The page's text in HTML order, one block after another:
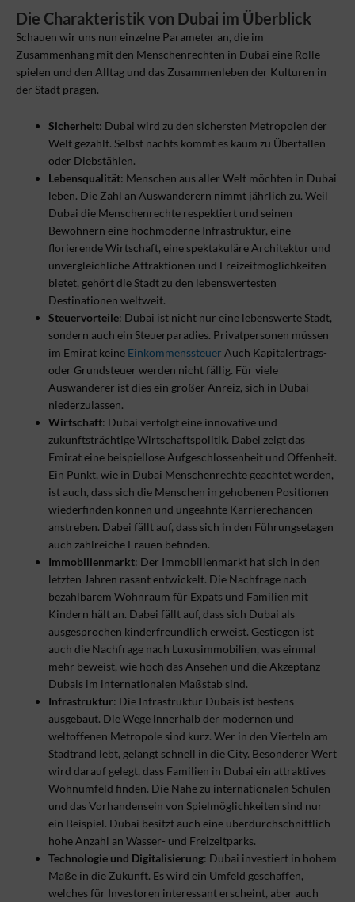
Die Charakteristik von Dubai im Überblick
Schauen wir uns nun einzelne Parameter an, die im
Zusammenhang mit den Menschenrechten in Dubai eine Rolle
spielen und den Alltag und das Zusammenleben der Kulturen in
der Stadt prägen.
Sicherheit: Dubai wird zu den sichersten Metropolen der
Welt gezählt. Selbst nachts kommt es kaum zu Überfällen
oder Diebstählen.
Lebensqualität: Menschen aus aller Welt möchten in Dubai
leben. Die Zahl an Auswanderern nimmt jährlich zu. Weil
Dubai die Menschenrechte respektiert und seinen
Bewohnern eine hochmoderne Infrastruktur, eine
florierende Wirtschaft, eine spektakuläre Architektur und
unvergleichliche Attraktionen und Freizeitmöglichkeiten
bietet, gehört die Stadt zu den lebenswertesten
Destinationen weltweit.
Steuervorteile: Dubai ist nicht nur eine lebenswerte Stadt,
sondern auch ein Steuerparadies. Privatpersonen müssen
im Emirat keine Einkommenssteuer Auch Kapitalertrags-
oder Grundsteuer werden nicht fällig. Für viele
Auswanderer ist dies ein großer Anreiz, sich in Dubai
niederzulassen.
Wirtschaft: Dubai verfolgt eine innovative und
zukunftsträchtige Wirtschaftspolitik. Dabei zeigt das
Emirat eine beispiellose Aufgeschlossenheit und Offenheit.
Ein Punkt, wie in Dubai Menschenrechte geachtet werden,
ist auch, dass sich die Menschen in gehobenen Positionen
wiederfinden können und ungeahnte Karrierechancen
anstreben. Dabei fällt auf, dass sich in den Führungsetagen
auch zahlreiche Frauen befinden.
Immobilienmarkt: Der Immobilienmarkt hat sich in den
letzten Jahren rasant entwickelt. Die Nachfrage nach
bezahlbarem Wohnraum für Expats und Familien mit
Kindern hält an. Dabei fällt auf, dass sich Dubai als
ausgesprochen kinderfreundlich erweist. Gestiegen ist
auch die Nachfrage nach Luxusimmobilien, was einmal
mehr beweist, wie hoch das Ansehen und die Akzeptanz
Dubais im internationalen Maßstab sind.
Infrastruktur: Die Infrastruktur Dubais ist bestens
ausgebaut. Die Wege innerhalb der modernen und
weltoffenen Metropole sind kurz. Wer in den Vierteln am
Stadtrand lebt, gelangt schnell in die City. Besonderer Wert
wird darauf gelegt, dass Familien in Dubai ein attraktives
Wohnumfeld finden. Die Nähe zu internationalen Schulen
und das Vorhandensein von Spielmöglichkeiten sind nur
ein Beispiel. Dubai besitzt auch eine überdurchschnittlich
hohe Anzahl an Wasser- und Freizeitparks.
Technologie und Digitalisierung: Dubai investiert in hohem
Maße in die Zukunft. Es wird ein Umfeld geschaffen,
welches für Investoren interessant erscheint, aber auch